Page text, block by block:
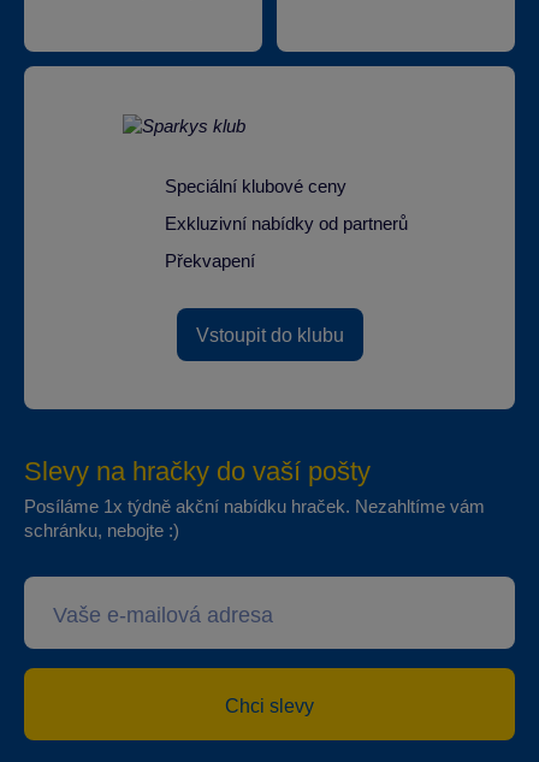
Speciální klubové ceny
Exkluzivní nabídky od partnerů
Překvapení
Vstoupit do klubu
Slevy na hračky do vaší pošty
Posíláme 1x týdně akční nabídku hraček. Nezahltíme vám
schránku, nebojte :)
Chci slevy